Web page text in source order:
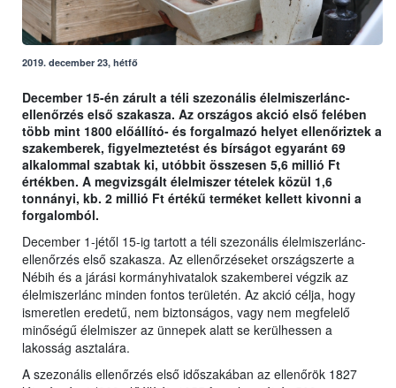
2019. december 23, hétfő
December 15-én zárult a téli szezonális élelmiszerlánc-
ellenőrzés első szakasza. Az országos akció első felében
több mint 1800 előállító- és forgalmazó helyet ellenőriztek a
szakemberek, figyelmeztetést és bírságot egyaránt 69
alkalommal szabtak ki, utóbbit összesen 5,6 millió Ft
értékben. A megvizsgált élelmiszer tételek közül 1,6
tonnányi, kb. 2 millió Ft értékű terméket kellett kivonni a
forgalomból.
December 1-jétől 15-ig tartott a téli szezonális élelmiszerlánc-
ellenőrzés első szakasza. Az ellenőrzéseket országszerte a
Nébih és a járási kormányhivatalok szakemberei végzik az
élelmiszerlánc minden fontos területén. Az akció célja, hogy
ismeretlen eredetű, nem biztonságos, vagy nem megfelelő
minőségű élelmiszer az ünnepek alatt se kerülhessen a
lakosság asztalára.
A szezonális ellenőrzés első időszakában az ellenőrök 1827